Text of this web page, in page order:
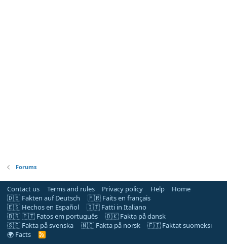
Forums
Contact us Terms and rules Privacy policy Help
Home
🇩🇪 Fakten auf Deutsch
🇫🇷 Faits en français
🇪🇸 Hechos en Español
🇮🇹 Fatti in Italiano
🇧🇷 🇵🇹 Fatos em português
🇩🇰 Fakta på dansk
🇸🇪 Fakta på svenska
🇳🇴 Fakta på norsk
🇫🇮 Faktat suomeksi
🌍 Facts
R